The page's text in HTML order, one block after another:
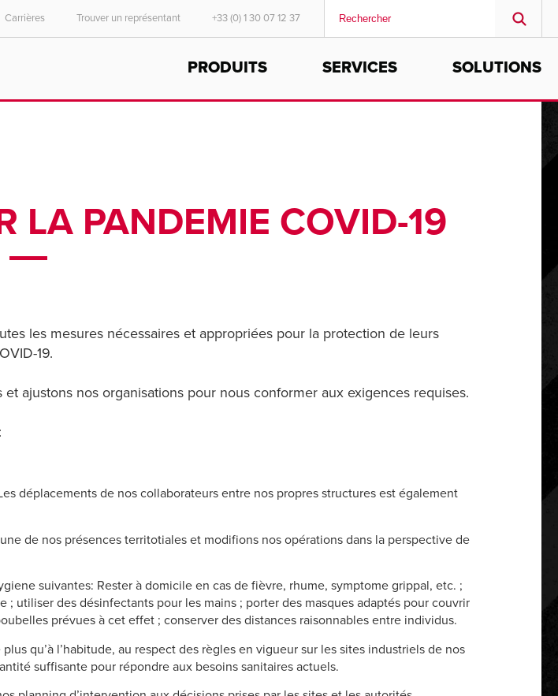
English
English
Carrières Trouver un représentant +33 (0) 1 30 07 12 37
PRODUITS SERVICES SOLUTIONS
LA PANDEMIE COVID-19
les mesures nécessaires et appropriées pour la protection de leurs
19.
ajustons nos organisations pour nous conformer aux exigences requises.
déplacements de nos collaborateurs entre nos propres structures est également
de nos présences territotiales et modifions nos opérations dans la perspective de
suivantes: Rester à domicile en cas de fièvre, rhume, symptome grippal, etc. ;
utiliser des désinfectants pour les mains ; porter des masques adaptés pour couvrir
prévues à cet effet ; conserver des distances raisonnables entre individus.
qu’à l’habitude, au respect des règles en vigueur sur les sites industriels de nos
suffisante pour répondre aux besoins sanitaires actuels.